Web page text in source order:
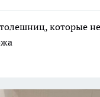
которые не